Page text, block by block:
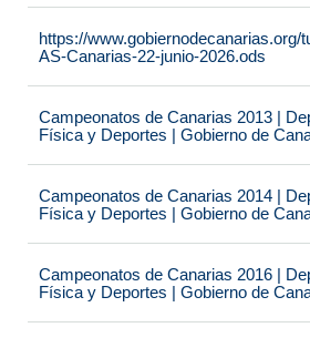
https://
AS-Canarias-22-junio-2026.ods
Campeonatos de Canarias 2013 |
Física y Deportes | Gobierno de
Campeonatos de Canarias 2014 |
Física y Deportes | Gobierno de
Campeonatos de Canarias 2016 |
Física y Deportes | Gobierno de